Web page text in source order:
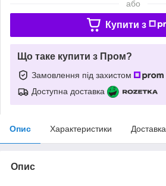
або
Купити з
Що таке купити з Пром?
Замовлення під захистом
Доступна доставка
Опис Характеристики Доставка
Опис